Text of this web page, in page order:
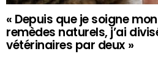
« Depuis que je soigne
remèdes naturels, j’ai
vétérinaires par deux »